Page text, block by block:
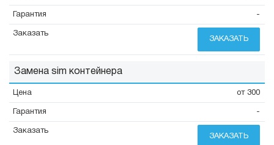
-
ЗАКАЗАТЬ
Замена sim контейнера
от 300
-
ЗАКАЗАТЬ